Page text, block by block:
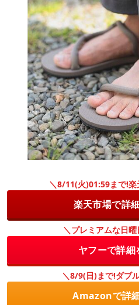
＼8/11(火)01:59まで!楽
楽天市場で詳
＼プレミアムな日
ヤフーで詳細
＼8/9(日)まで!ダブ
Amazonで詳